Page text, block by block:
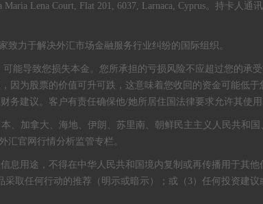
Lena Court, Flat 201, 6037, Larnaca, Cyprus。持卡人
力于解决外汇市场金融服务行业纠纷的国际组织。
能导致您损失本金。您所承担的亏损风险不应超过您的承
因为股票的价值可升可跌，这意味着您收回的资金可能低
务建议。客户有责任确保他/她所居住国法律要求允许其使
、加拿大、海地、伊朗、苏里南、朝鲜民主主义人民共和
汇官网行情分析监管专栏。
息用途，不得在中华人民共和国境内复制或再传播用于其
取任何行动的推荐（明示或暗示）；或（3）任何投资建议